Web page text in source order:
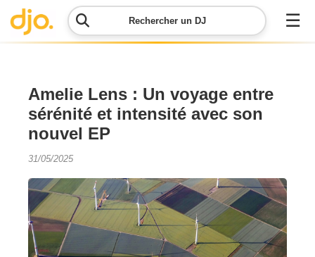
Rechercher un DJ ☰
Menu
Contacter
DJO
ma
demande
Simulateur
de prix
Amelie Lens : Un voyage entre
sérénité et intensité avec son
nouvel EP
31/05/2025